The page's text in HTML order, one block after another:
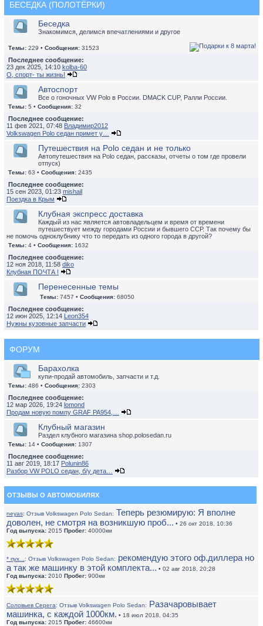
БЕСЕДКА (ПОЛОТЁРКИ)
Беседка
Знакомимся, делимся впечатлениями и другое
Темы: 229 • Сообщения: 31523
Последнее сообщение:
23 дек 2025, 14:10 kolba-60
О, спорт- ты жизнь!
Автоспорт
Все о гоночных VW Polo в России. DMACK CUP, Ралли России.
Темы: 5 • Сообщения: 32
Последнее сообщение:
11 фев 2021, 07:48 Владимир2012
Volkswagen Polo седан примет у…
Путешествия на Polo седан и не только
Автопутешествия на Polo седан, рассказы, отчеты о том где провели
отпуск)
Темы: 63 • Сообщения: 2435
Последнее сообщение:
15 сен 2023, 01:23 mishail
Поездка в Крым
Клубная экспресс доставка
Каждый из нас является автовладельцем и время от времени
путешествует между городами России и бывшего ССР. Так почему бы
не помочь одноклубнику что то передать из одного города в другой?
Темы: 4 • Сообщения: 1632
Последнее сообщение:
12 ноя 2018, 11:58 diko
Клубная ПОЧТА !
Перенесенные темы
Темы: 7457 • Сообщения: 68050
Последнее сообщение:
12 июн 2025, 12:14 Leon354
Нужны кузовные запчасти
ФОРУМ
Барахолка
купи-продай автомобиль, запчасти и т.д.
Темы: 486 • Сообщения: 2303
Последнее сообщение:
12 мар 2026, 19:24 lomond
Продам новую помпу GRAF PA954,…
Клубный магазин
Раздел клубного магазина shop.polosedan.ru
Темы: 14 • Сообщения: 1307
Последнее сообщение:
11 авг 2019, 18:17 Polunin86
Разбор VW POLO седан, б/у дета…
ОТЗЫВЫ О АВТОМОБИЛЯХ
neyas: Отзыв Volkswagen Polo Sedan: Теперь резюмирую: Я вполне
доволен, не смотря на возникшую проб... • 26 окт 2018, 10:36
Год выпуска: 2015 Пробег: 40000км
* пух... : Отзыв Volkswagen Polo Sedan: рекомендую этого оф.диллера но
а так же машинку в этой комплекта... • 02 авг 2018, 20:28
Год выпуска: 2010 Пробег: 900км
Соловьев Серега: Отзыв Volkswagen Polo Sedan: Разачаровывает
машинка, с каждой 1000км. • 18 июл 2018, 04:35
Год выпуска: 2015 Пробег: 46600км